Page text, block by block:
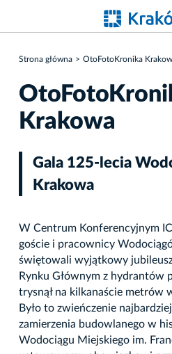
Strona główna OtoFotoKronika
Krakowa
Gala 125-lecia
Krakowa
W Centrum Konferencyjnym
goście i pracownicy
świętowali wyjątkowy
Rynku Głównym z hydrantów
trysnął na kilkanaście metrów
Było to zwieńczenie
zamierzenia budowlanego w
Wodociągu Miejskiego im.